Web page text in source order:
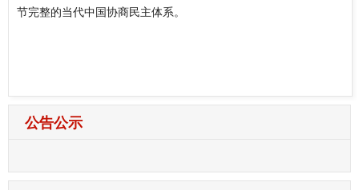
节完整的当代中国协商民主体系。
公告公示